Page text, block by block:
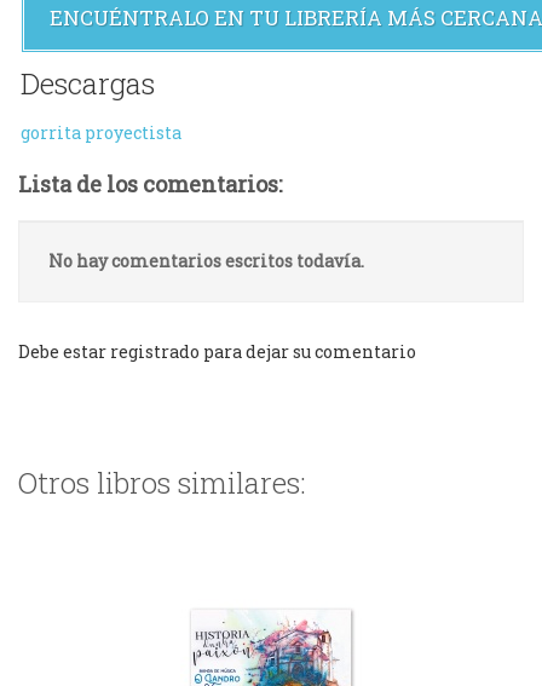
ENCUÉNTRALO EN TU LIBRERÍA MÁS
Descargas
gorrita proyectista
Lista de los comentarios:
No hay comentarios escritos todavía.
Debe estar registrado para dejar su comentario
Otros libros similares: